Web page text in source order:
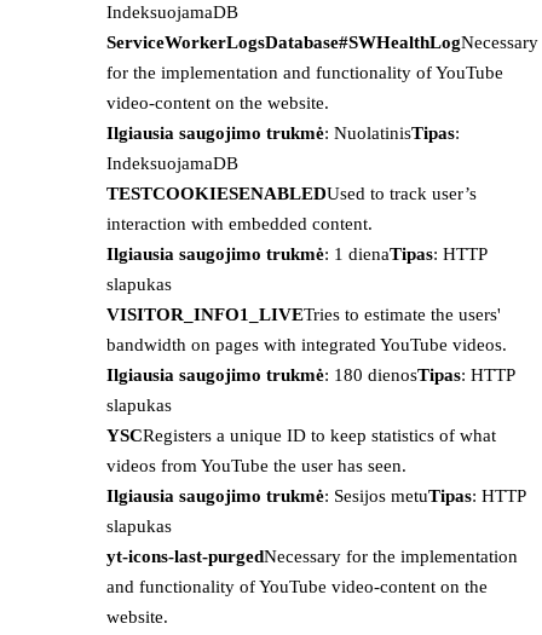
IndeksuojamaDB
ServiceWorkerLogsDatabase#SWHealthLogNecessary
for the implementation and functionality of YouTube
video-content on the website.
Ilgiausia saugojimo trukmė: NuolatinisTipas:
IndeksuojamaDB
TESTCOOKIESENABLEDUsed to track user’s
interaction with embedded content.
Ilgiausia saugojimo trukmė: 1 dienaTipas: HTTP
slapukas
VISITOR_INFO1_LIVETries to estimate the users'
bandwidth on pages with integrated YouTube videos.
Ilgiausia saugojimo trukmė: 180 dienosTipas: HTTP
slapukas
YSCRegisters a unique ID to keep statistics of what
videos from YouTube the user has seen.
Ilgiausia saugojimo trukmė: Sesijos metuTipas: HTTP
slapukas
yt-icons-last-purgedNecessary for the implementation
and functionality of YouTube video-content on the
website.